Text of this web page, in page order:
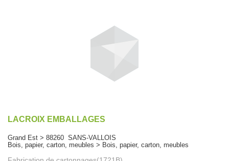
LACROIX EMBALLAGES
Grand Est > 88260 SANS-VALLOIS
Bois, papier, carton, meubles > Bois, papier, carton, meubles